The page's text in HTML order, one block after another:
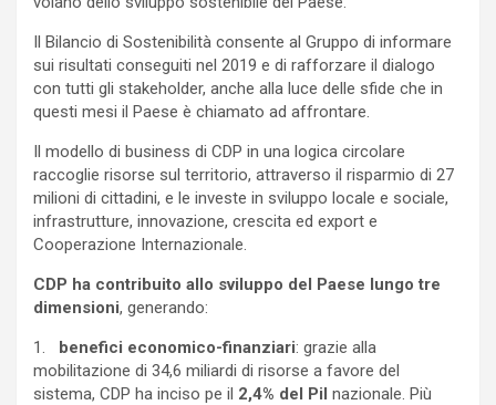
Il Bilancio di Sostenibilità consente al Gruppo di informare
sui risultati conseguiti nel 2019 e di rafforzare il dialogo
con tutti gli stakeholder, anche alla luce delle sfide che in
questi mesi il Paese è chiamato ad affrontare.
Il modello di business di CDP in una logica circolare
raccoglie risorse sul territorio, attraverso il risparmio di 27
milioni di cittadini, e le investe in sviluppo locale e sociale,
infrastrutture, innovazione, crescita ed export e
Cooperazione Internazionale.
CDP ha contribuito allo sviluppo del Paese lungo tre
dimensioni, generando:
1. benefici economico-finanziari: grazie alla
mobilitazione di 34,6 miliardi di risorse a favore del
sistema, CDP ha inciso pe il 2,4% del Pil nazionale. Più